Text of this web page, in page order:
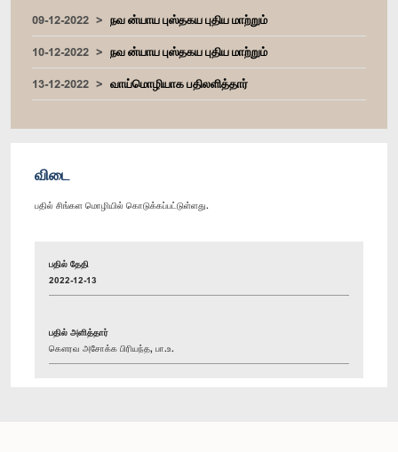
09-12-2022
நவ ன்யாய புஸ்தகய புதிய மாற்றும்
10-12-2022
நவ ன்யாய புஸ்தகய புதிய மாற்றும்
13-12-2022
வாய்மொழியாக பதிலளித்தார்
விடை
பதில் சிங்கள மொழியில் கொடுக்கப்பட்டுள்ளது.
பதில் தேதி
2022-12-13
பதில் அளித்தார்
கௌரவ அசோக்க பிரியந்த, பா.உ.